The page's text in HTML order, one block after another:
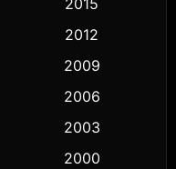
(426)
(503)
2015
2012
2009
2006
2003
2000